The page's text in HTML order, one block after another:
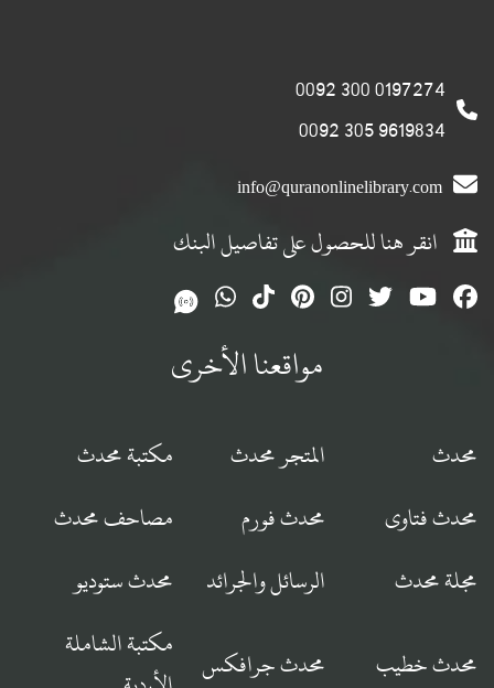
0197274 300 0092
9619834 305 0092
info@quranonlinelibrary.com
انقر هنا للحصول على تفاصيل البنك
مواقعنا الأخرى
محدث المتجر محدث
مكتبة محدث
محدث فتاوى
محدث فورم
مصاحف محدث
مجلة محدث
الرسائل والجرائد محدث ستوديو
محدث خطيب محدث جرافكس
مكتبة الشاملة